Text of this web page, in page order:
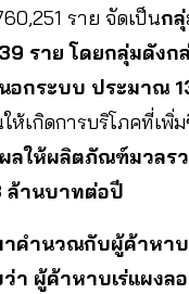
ราย จัดเป็นกลุ่
ราย โดยกลุ่มดังก
อกระบบ ประมาณ
ห้เกิดการบริโภคที่เพิ่
ลให้ผลิตภัณฑ์มวลรว
ล้านบาทต่อปี
คำนวณกับผู้ค้าหาบ
า ผู้ค้าหาบเร่แผงล